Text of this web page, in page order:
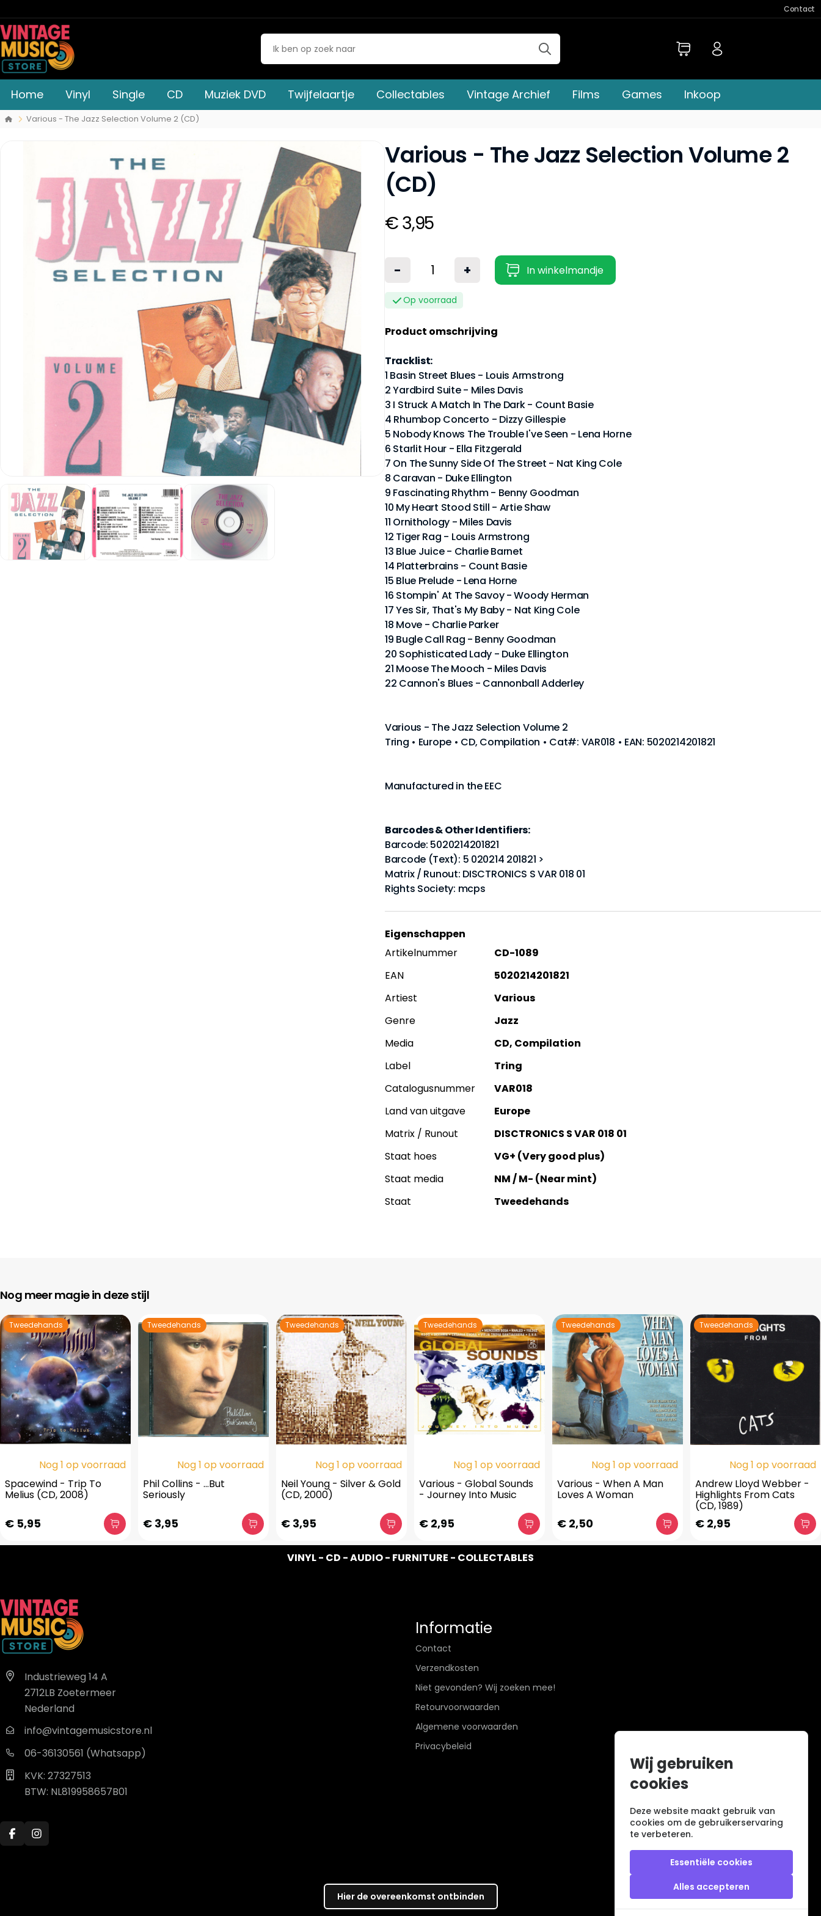
Contact
Home Vinyl Single CD Muziek DVD Twijfelaartje Collectables Vintage Archief Films Games Inkoop
Various - The Jazz Selection Volume 2 (CD)
Various - The Jazz Selection Volume 2
(CD)
€ 3,95
- + In winkelmandje
Op voorraad
Product omschrijving
Tracklist:
1 Basin Street Blues - Louis Armstrong
2 Yardbird Suite - Miles Davis
3 I Struck A Match In The Dark - Count Basie
4 Rhumbop Concerto - Dizzy Gillespie
5 Nobody Knows The Trouble I've Seen - Lena Horne
6 Starlit Hour - Ella Fitzgerald
7 On The Sunny Side Of The Street - Nat King Cole
8 Caravan - Duke Ellington
9 Fascinating Rhythm - Benny Goodman
10 My Heart Stood Still - Artie Shaw
11 Ornithology - Miles Davis
12 Tiger Rag - Louis Armstrong
13 Blue Juice - Charlie Barnet
14 Platterbrains - Count Basie
15 Blue Prelude - Lena Horne
16 Stompin' At The Savoy - Woody Herman
17 Yes Sir, That's My Baby - Nat King Cole
18 Move - Charlie Parker
19 Bugle Call Rag - Benny Goodman
20 Sophisticated Lady - Duke Ellington
21 Moose The Mooch - Miles Davis
22 Cannon's Blues - Cannonball Adderley
Various - The Jazz Selection Volume 2
Tring • Europe • CD, Compilation • Cat#: VAR018 • EAN: 5020214201821
Manufactured in the EEC
Barcodes & Other Identifiers:
Barcode: 5020214201821
Barcode (Text): 5 020214 201821 >
Matrix / Runout: DISCTRONICS S VAR 018 01
Rights Society: mcps
Eigenschappen
Artikelnummer
CD-1089
EAN
5020214201821
Artiest
Various
Genre
Jazz
Media
CD, Compilation
Label
Tring
Catalogusnummer
VAR018
Land van uitgave
Europe
Matrix / Runout
DISCTRONICS S VAR 018 01
Staat hoes
VG+ (Very good plus)
Staat media
NM / M- (Near mint)
Staat
Tweedehands
Nog meer magie in deze stijl
Tweedehands
Nog 1 op voorraad
Spacewind - Trip To
Melius (CD, 2008)
€ 5,95
Tweedehands
Nog 1 op voorraad
Phil Collins - ...But
Seriously
€ 3,95
Tweedehands
Nog 1 op voorraad
Neil Young - Silver & Gold
(CD, 2000)
€ 3,95
Tweedehands
Nog 1 op voorraad
Various - Global Sounds
- Journey Into Music
€ 2,95
Tweedehands
Nog 1 op voorraad
Various - When A Man
Loves A Woman
€ 2,50
Tweedehands
Nog 1 op voorraad
Andrew Lloyd Webber -
Highlights From Cats
(CD, 1989)
€ 2,95
VINYL - CD - AUDIO - FURNITURE - COLLECTABLES
Industrieweg 14 A
2712LB Zoetermeer
Nederland
info@vintagemusicstore.nl
06-36130561 (Whatsapp)
KVK: 27327513
BTW: NL819958657B01
Informatie
Contact
Verzendkosten
Niet gevonden? Wij zoeken mee!
Retourvoorwaarden
Algemene voorwaarden
Privacybeleid
Hier de overeenkomst ontbinden
Wij gebruiken
cookies
Deze website maakt gebruik van
cookies om de gebruikerservaring
te verbeteren.
Essentiële cookies
Alles accepteren